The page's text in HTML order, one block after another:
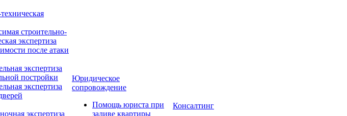
строительно-
экспертиза
после атаки
экспертиза
постройки
экспертиза
экспертиза
Юридическое
сопровождение
Помощь юриста при
заливе квартиры
Консалтинг